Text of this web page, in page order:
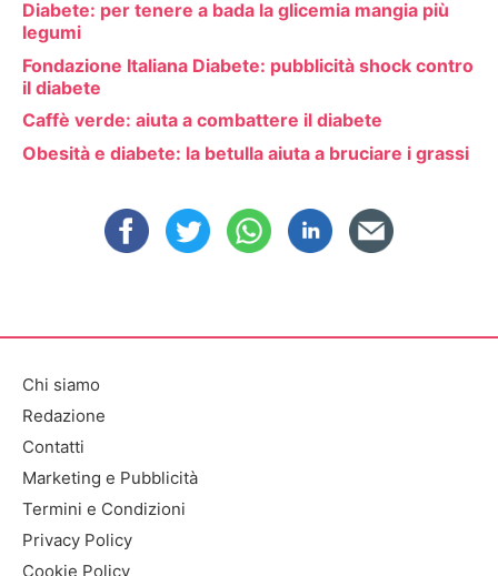
Diabete: per tenere a bada la glicemia mangia più
legumi
Fondazione Italiana Diabete: pubblicità shock contro
il diabete
Caffè verde: aiuta a combattere il diabete
Obesità e diabete: la betulla aiuta a bruciare i grassi
Chi siamo
Redazione
Contatti
Marketing e Pubblicità
Termini e Condizioni
Privacy Policy
Cookie Policy